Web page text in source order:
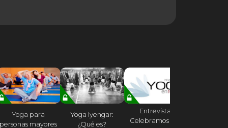
Yoga para
mayores
Yoga Iyengar:
¿Qué es?
Entrevista:
Celebramos con